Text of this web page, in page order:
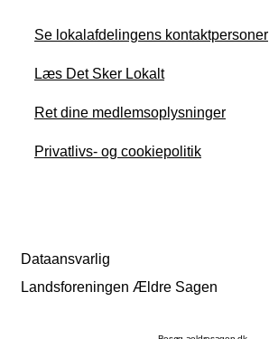
Se lokalafdelingens kontaktpersoner
Læs Det Sker Lokalt
Ret dine medlemsoplysninger
Privatlivs- og cookiepolitik
Dataansvarlig
Landsforeningen Ældre Sagen